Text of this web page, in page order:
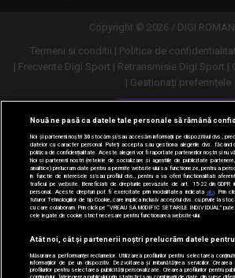
Copyright © 2026 / DIGI
Termeni si conditii
Politica de
Frecvente Digi Sport
Retransmisie Digi Sport
Gestionați preferințele
Versiune desktop
Nouă ne pasă ca datele tale personale să rămână
Noi și partenerii noștri30stocăm și/sau accesăm informații pe dispozitivul dvs.,
datelor cu caracter personal. Puteți accepta sau gestiona alegerile dvs. făcând
politica de confidențialitate. Aceste alegeri vor fi raportate partenerilor noștri și nu
Noi si partenerii nostri (retelele de socializare si agentiile de publicitate
analitice) prelucram date pentru a permite website-ului sa functioneze, pentru a
in functie de interesele si/sau profilul dvs., pentru a va oferi functionalitati
traficul pe website. Beneficiati de drepturile prevazute de art. 15-22 din GDPR
personal. Aceste drepturi pot fi exercitate prin modalitatea indicata aici. Prin
tuturor Tehnologiilor de tip Cookie, care implica inclusiv acceptul dvs. cu privire la
cu care colaboram. Prin click pe “VREAU SA MODIFIC SETARILE INDIVIDUAL”
cele legate de cookie strict necesare pentru functionarea website-ului.
Atât noi, cât și partenerii noștri prelucrăm datele
Măsurarea performanței reclamelor. Utilizarea profilurilor pentru selectarea
informațiilor de pe un dispozitiv. Dezvoltarea și îmbunătățirea serviciilor.
profilurilor pentru selectarea publicității personalizate. Crearea profilurilor pentru